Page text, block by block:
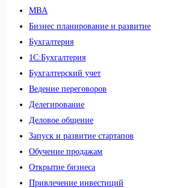
MBA
Бизнес планирование и развитие
Бухгалтерия
1C:Бухгалтерия
Бухгалтерский учет
Ведение переговоров
Делегирование
Деловое общение
Запуск и развитие стартапов
Обучение продажам
Открытие бизнеса
Привлечение инвестиций